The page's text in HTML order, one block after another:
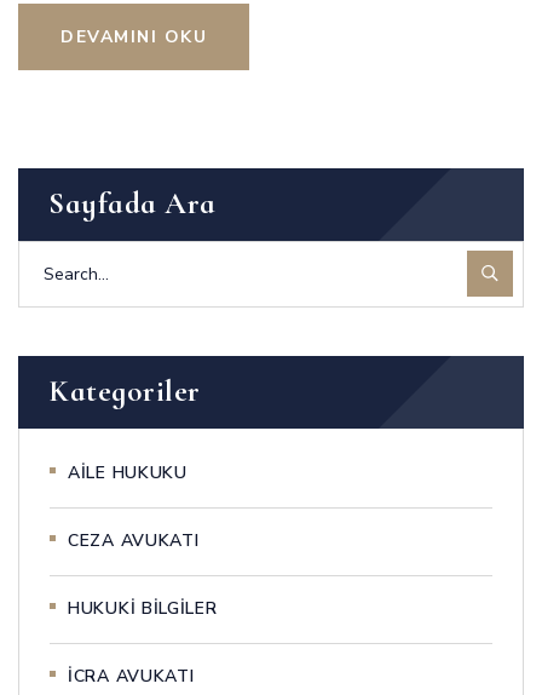
DEVAMINI OKU
Sayfada Ara
Kategoriler
AİLE HUKUKU
CEZA AVUKATI
HUKUKİ BİLGİLER
İCRA AVUKATI